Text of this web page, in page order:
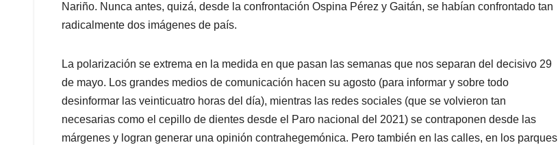
Nariño. Nunca antes, quizá, desde la confrontación Ospina Pérez y Gaitán, se habían confrontado tan
radicalmente dos imágenes de país.
La polarización se extrema en la medida en que pasan las semanas que nos separan del decisivo 29
de mayo. Los grandes medios de comunicación hacen su agosto (para informar y sobre todo
desinformar las veinticuatro horas del día), mientras las redes sociales (que se volvieron tan
necesarias como el cepillo de dientes desde el Paro nacional del 2021) se contraponen desde las
márgenes y logran generar una opinión contrahegemónica. Pero también en las calles, en los parques